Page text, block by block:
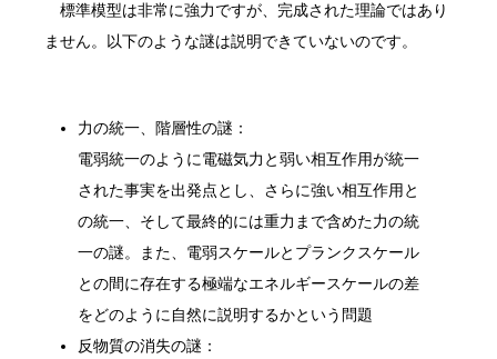
標準模型は非常に強力ですが、完成された理論ではあり
ません。以下のような謎は説明できていないのです。
力の統一、階層性の謎：
電弱統一のように電磁気力と弱い相互作用が統一
された事実を出発点とし、さらに強い相互作用と
の統一、そして最終的には重力まで含めた力の統
一の謎。また、電弱スケールとプランクスケール
との間に存在する極端なエネルギースケールの差
をどのように自然に説明するかという問題
反物質の消失の謎：